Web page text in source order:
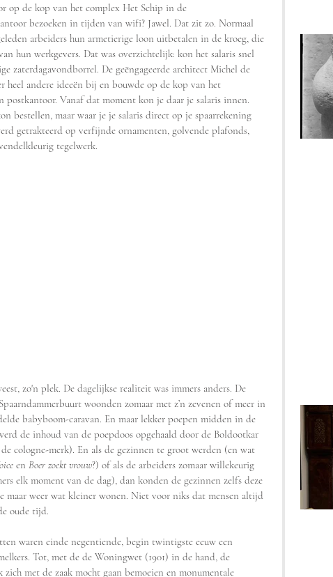
op de kop van het complex Het Schip in de
bezoeken in tijden van wifi? Jawel. Dat zit zo. Normaal
arbeiders hun armetierige loon uitbetalen in de kroeg, die
hun werkgevers. Dat was overzichtelijk: kon het salaris snel
zaterdagavondborrel. ​De geëngageerde architect Michel de
heel andere ideeën bij en bouwde op de kop van het
postkantoor. Vanaf dat moment kon je daar je salaris innen.
bestellen, maar waar je je salaris direct op je spaarrekening
getrakteerd op verfijnde ornamenten, golvende plafonds,
tegelwerk.
zo'n plek. De dagelijkse realiteit was immers anders. De
woonden zomaar met z’n zevenen of meer in
babyboom-caravan. En maar lekker poepen midden in de
de inhoud van de poepdoos opgehaald door de Boldootkar
cologne-merk). En als de gezinnen te groot werden (en wat
en Boer zoekt vrouw?) of als de arbeiders zomaar willekeurig
elk moment van de dag), dan konden de gezinnen zelfs deze
maar weer wat kleiner wonen. Niet voor niks dat mensen altijd
oude tijd.
waren einde negentiende, begin twintigste eeuw een
Tot, met de de Woningwet (1901) in de hand, de
zich met de zaak mocht gaan bemoeien en monumentale